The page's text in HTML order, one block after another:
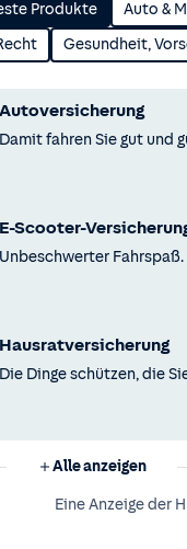
Produkte Auto &
Gesundheit,
Autoversicherung
Damit fahren Sie gut und
E-Scooter-
Unbeschwerter Fahrspaß.
Hausratversicherung
Die Dinge schützen, die
Alle anzeigen
Eine Anzeige der